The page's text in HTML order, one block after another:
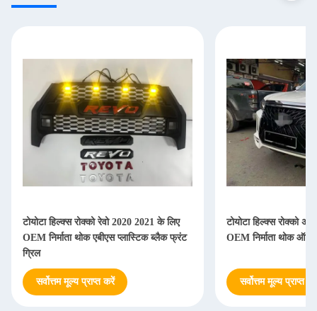
टोयोटा हिल्क्स रोक्को रेवो 2020 2021 के लिए
OEM निर्माता थोक एबीएस प्लास्टिक ब्लैक फ्रंट
ग्रिल
सर्वोत्तम मूल्य प्राप्त करें
टोयोटा हिल्क्स रोक्को
OEM निर्माता थोक
सर्वोत्तम मूल्य प्राप्त